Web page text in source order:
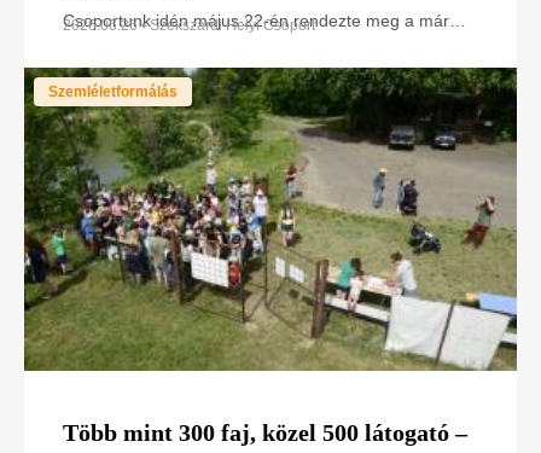
Csoportunk idén május 22-én rendezte meg a már
Szekszárdon, a Tolna Vármegyei Balassa János
Kórházban
2026.06.26 • Szekszárdi Helyi Csoport
Szemléletformálás
Több mint 300 faj, közel 500 látogató –